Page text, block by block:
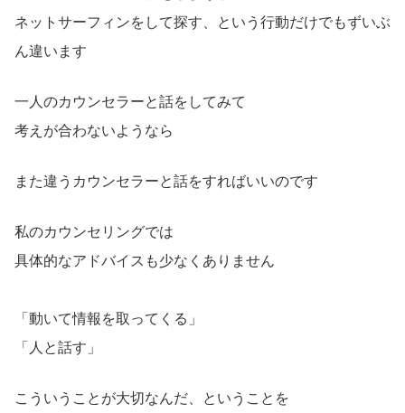
ネットサーフィンをして探す、という行動だけでもずいぶ
ん違います
一人のカウンセラーと話をしてみて
考えが合わないようなら
また違うカウンセラーと話をすればいいのです
私のカウンセリングでは
具体的なアドバイスも少なくありません
「動いて情報を取ってくる」
「人と話す」
こういうことが大切なんだ、ということを